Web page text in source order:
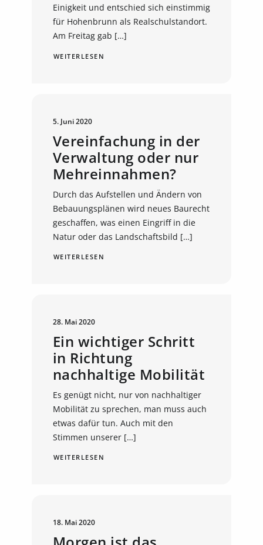
Einigkeit und entschied sich einstimmig
für Hohenbrunn als Realschulstandort.
Am Freitag gab […]
WEITERLESEN
5. Juni 2020
Vereinfachung in der
Verwaltung oder nur
Mehreinnahmen?
Durch das Aufstellen und Ändern von
Bebauungsplänen wird neues Baurecht
geschaffen, was einen Eingriff in die
Natur oder das Landschaftsbild […]
WEITERLESEN
28. Mai 2020
Ein wichtiger Schritt
in Richtung
nachhaltige Mobilität
Es genügt nicht, nur von nachhaltiger
Mobilität zu sprechen, man muss auch
etwas dafür tun. Auch mit den
Stimmen unserer […]
WEITERLESEN
18. Mai 2020